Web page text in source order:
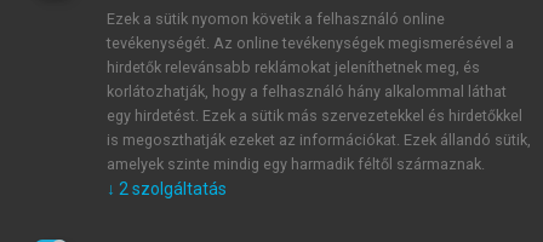
JELSZÓ ÚJRA
Kérek értesítést a MeRSZ újdonságairól, akcióiról.
Kérek értesítést az Akadémiai Kiadó Zrt. újdonságairól,
Ezek a sütik nyomon követik a felhasználó online
tevékenységét. Az online tevékenységek megismerésével a
hirdetők relevánsabb reklámokat jeleníthetnek meg, és
korlátozhatják, hogy a felhasználó hány alkalommal láthat
egy hirdetést. Ezek a sütik más szervezetekkel és hirdetőkkel
is megoszthatják ezeket az információkat. Ezek állandó sütik,
amelyek szinte mindig egy harmadik féltől származnak.
↓ 2 szolgáltatás